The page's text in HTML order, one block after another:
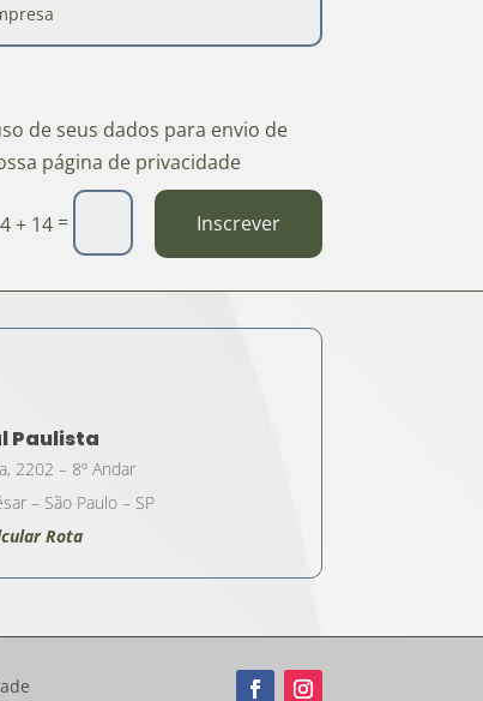
de seus dados para envio de
página de privacidade
4 + 14= Inscrever
Paulista
2202 – 8º Andar
– São Paulo – SP
Rota